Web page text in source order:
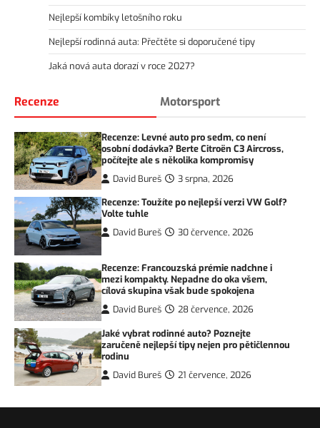
Nejlepší kombíky letošního roku
Nejlepší rodinná auta: Přečtěte si doporučené tipy
Jaká nová auta dorazí v roce 2027?
Recenze Motorsport
Recenze: Levné auto pro sedm, co není
osobní dodávka? Berte Citroën C3 Aircross,
počítejte ale s několika kompromisy
David Bureš
3 srpna, 2026
Recenze: Toužíte po nejlepší verzi VW Golf?
Volte tuhle
David Bureš
30 července, 2026
Recenze: Francouzská prémie nadchne i
mezi kompakty. Nepadne do oka všem,
cílová skupina však bude spokojena
David Bureš
28 července, 2026
Jaké vybrat rodinné auto? Poznejte
zaručeně nejlepší tipy nejen pro pětičlennou
rodinu
David Bureš
21 července, 2026